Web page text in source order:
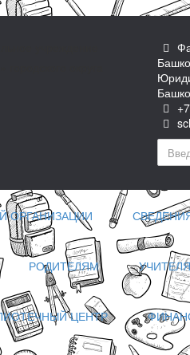
ОРГАНИЗАЦИИ
РОДИТЕЛЯМ
ЦЕНТР